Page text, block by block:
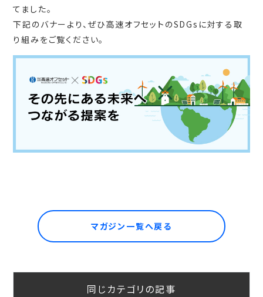
てました。
下記のバナーより、ぜひ高速オフセットのSDGsに対する取
り組みをご覧ください。
同じカテゴリの記事
マガジン一覧へ戻る